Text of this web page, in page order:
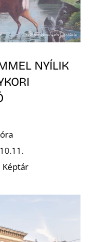
NYÍLIK
Képtár